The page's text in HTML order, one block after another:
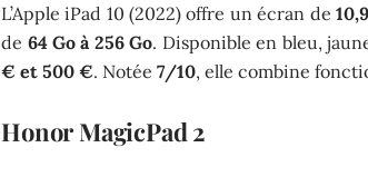
L’Apple iPad 10 (2022) offre un écran de
de 64 Go à 256 Go. Disponible en bleu,
€ et 500 €. Notée7/10, elle combine
Honor MagicPad 2